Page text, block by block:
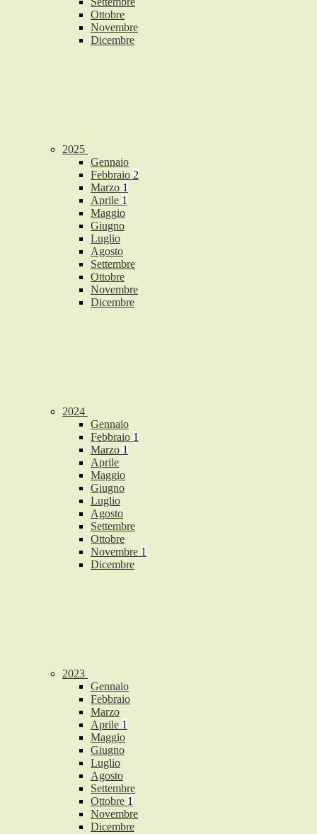
Ottobre
Novembre
Dicembre
2025
Gennaio
Febbraio 2
Marzo 1
Aprile 1
Maggio
Giugno
Luglio
Agosto
Settembre
Ottobre
Novembre
Dicembre
2024
Gennaio
Febbraio 1
Marzo 1
Aprile
Maggio
Giugno
Luglio
Agosto
Settembre
Ottobre
Novembre 1
Dicembre
2023
Gennaio
Febbraio
Marzo
Aprile 1
Maggio
Giugno
Luglio
Agosto
Settembre
Ottobre 1
Novembre
Dicembre